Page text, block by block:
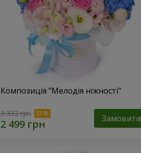
Композиція "Мелодія ніжності"
3 332 грн Замовити